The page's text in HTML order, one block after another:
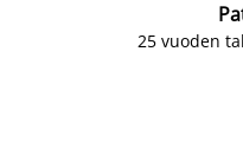
25 vuoden